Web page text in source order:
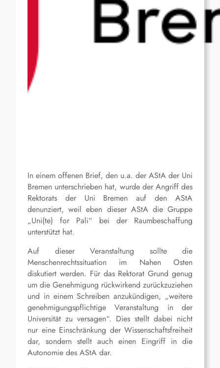
In einem offenen Brief, den u.a. der AStA der Uni
Bremen unterschrieben hat, wurde der Angriff des
Rektorats der Uni Bremen auf den AStA
denunziert, weil eben dieser AStA die Gruppe
„Uni(te) for Pali“ bei der Raumbeschaffung
unterstützt hat.
Auf dieser Veranstaltung sollte die
Menschenrechtssituation im Nahen Osten
diskutiert werden. Für das Rektorat Grund genug
um die Genehmigung rückwirkend zurückzuziehen
und in einem Schreiben anzukündigen, „weitere
genehmigungspflichtige Veranstaltung in der
Universität zu versagen“. Dies stellt dabei nicht
nur eine Einschränkung der Wissenschaftsfreiheit
dar, sondern stellt auch einen Eingriff in die
Autonomie des AStA dar.